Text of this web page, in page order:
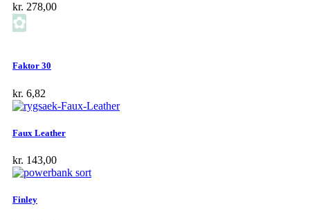
kr. 278,00
✿
Faktor 30
kr. 6,82
Faux Leather
kr. 143,00
Finley